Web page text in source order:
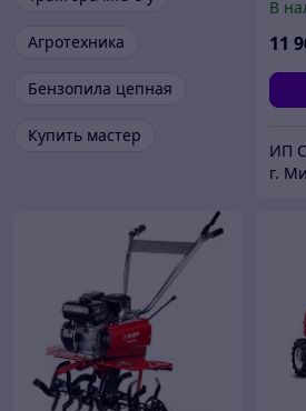
Агротехника
Бензопила цепная
Купить мастер
В
11
ИП
г.